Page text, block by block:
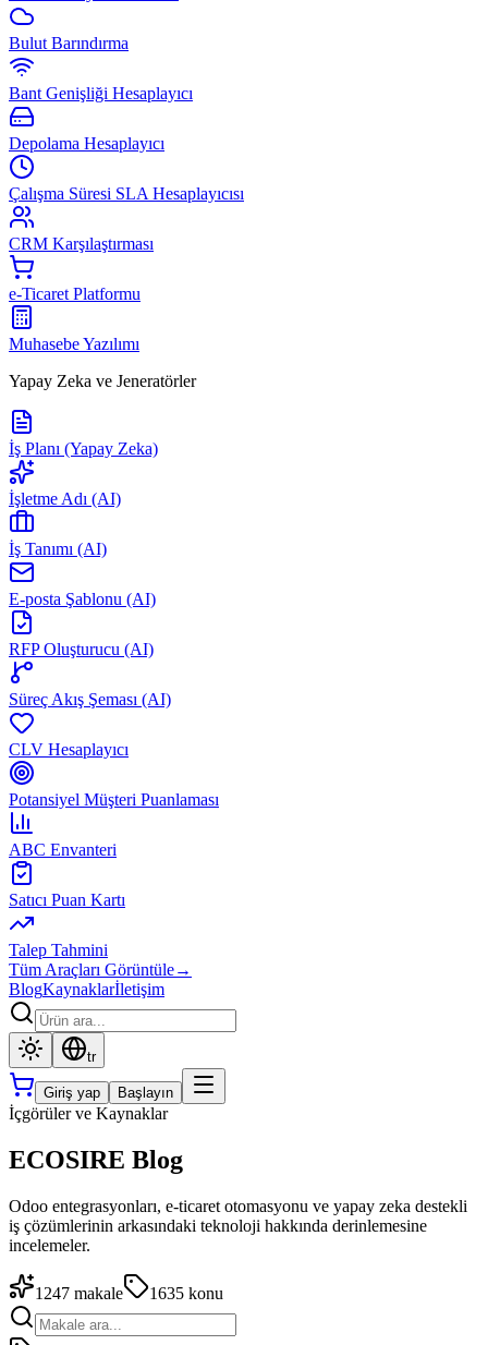
Bulut Barındırma
Bant Genişliği Hesaplayıcı
Depolama Hesaplayıcı
Çalışma Süresi SLA Hesaplayıcısı
CRM Karşılaştırması
e-Ticaret Platformu
Muhasebe Yazılımı
Yapay Zeka ve Jeneratörler
İş Planı (Yapay Zeka)
İşletme Adı (AI)
İş Tanımı (AI)
E-posta Şablonu (AI)
RFP Oluşturucu (AI)
Süreç Akış Şeması (AI)
CLV Hesaplayıcı
Potansiyel Müşteri Puanlaması
ABC Envanteri
Satıcı Puan Kartı
Talep Tahmini
Tüm Araçları Görüntüle→
BlogKaynaklarİletişim
tr
Giriş yap Başlayın
İçgörüler ve Kaynaklar
ECOSIRE Blog
Odoo entegrasyonları, e-ticaret otomasyonu ve yapay zeka destekli
iş çözümlerinin arkasındaki teknoloji hakkında derinlemesine
incelemeler.
1247 makale 1635 konu